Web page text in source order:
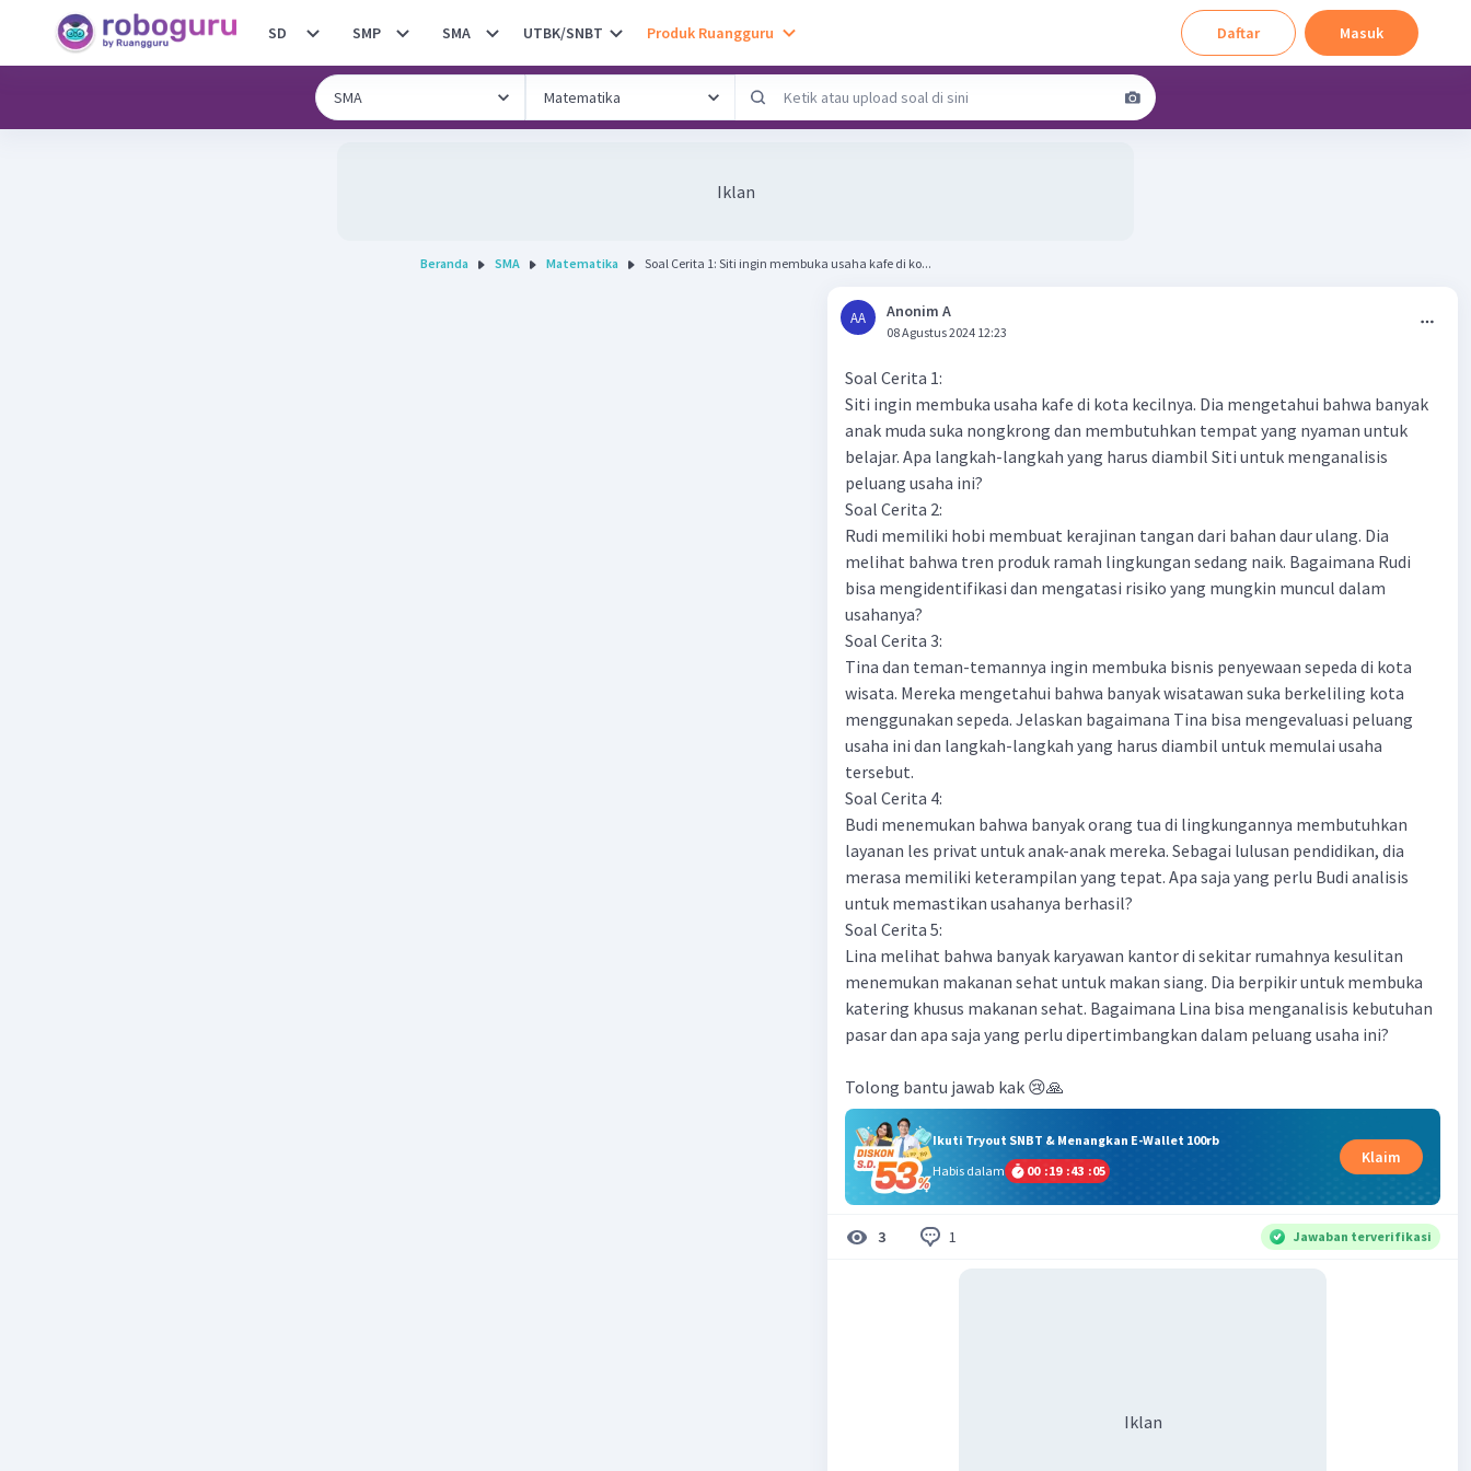
SD SMP SMA UTBK/SNBT Produk Ruangguru Daftar Masuk
Iklan
Beranda SMA Matematika Soal Cerita 1: Siti ingin membuka usaha kafe di ko...
AA Anonim A
08 Agustus 2024 12:23
Soal Cerita 1:
Siti ingin membuka usaha kafe di kota kecilnya. Dia mengetahui bahwa banyak
anak muda suka nongkrong dan membutuhkan tempat yang nyaman untuk
belajar. Apa langkah-langkah yang harus diambil Siti untuk menganalisis
peluang usaha ini?
Soal Cerita 2:
Rudi memiliki hobi membuat kerajinan tangan dari bahan daur ulang. Dia
melihat bahwa tren produk ramah lingkungan sedang naik. Bagaimana Rudi
bisa mengidentifikasi dan mengatasi risiko yang mungkin muncul dalam
usahanya?
Soal Cerita 3:
Tina dan teman-temannya ingin membuka bisnis penyewaan sepeda di kota
wisata. Mereka mengetahui bahwa banyak wisatawan suka berkeliling kota
menggunakan sepeda. Jelaskan bagaimana Tina bisa mengevaluasi peluang
usaha ini dan langkah-langkah yang harus diambil untuk memulai usaha
tersebut.
Soal Cerita 4:
Budi menemukan bahwa banyak orang tua di lingkungannya membutuhkan
layanan les privat untuk anak-anak mereka. Sebagai lulusan pendidikan, dia
merasa memiliki keterampilan yang tepat. Apa saja yang perlu Budi analisis
untuk memastikan usahanya berhasil?
Soal Cerita 5:
Lina melihat bahwa banyak karyawan kantor di sekitar rumahnya kesulitan
menemukan makanan sehat untuk makan siang. Dia berpikir untuk membuka
katering khusus makanan sehat. Bagaimana Lina bisa menganalisis kebutuhan
pasar dan apa saja yang perlu dipertimbangkan dalam peluang usaha ini?
Tolong bantu jawab kak 😢🙏
Ikuti Tryout SNBT & Menangkan E-Wallet 100rb
Habis dalam
00 :19 :43 :04
Klaim
3 1 Jawaban terverifikasi
Iklan